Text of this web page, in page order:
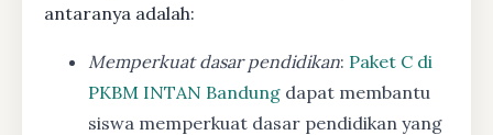
antaranya adalah:
Memperkuat dasar pendidikan: Paket C di
PKBM INTAN Bandung dapat membantu
siswa memperkuat dasar pendidikan yang